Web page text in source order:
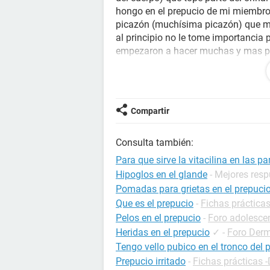
hongo en el prepucio de mi
picazón (muchísima picazón) que
al principio no le tome importancia
empezaron a hacer muchas y mas
cabo de 2 semanas me volvieron a
heriditas (me da mucho ardor y
la crema clotimazol pero solo
sexuales asi que no creo que sea
escasos recursos y me gustaría
angustia...el problema que tengo es
no solo en esa dos partes...yo
pero no funciona tampoco..vuelvo a
estabilidad económica para
alludar en este problema...¿QUE
UNA VES POR TODAS (ya no
transformo en gonorrea sin haber
antemano gracias por su atención.
Compartir
Consulta también:
Para que sirve la vitacilina en las
Hipoglos en el glande - Mejores
Pomadas para grietas en el
Que es el prepucio - Fichas
Pelos en el prepucio - Foro
Heridas en el prepucio ✓ - Foro
Tengo vello pubico en el tronco del
Prepucio irritado - Fichas prácticas